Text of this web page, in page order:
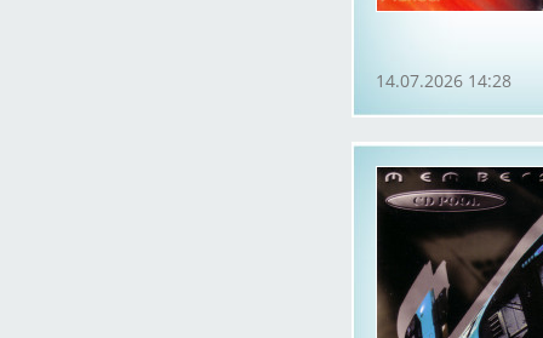
14.07.2026 14:28